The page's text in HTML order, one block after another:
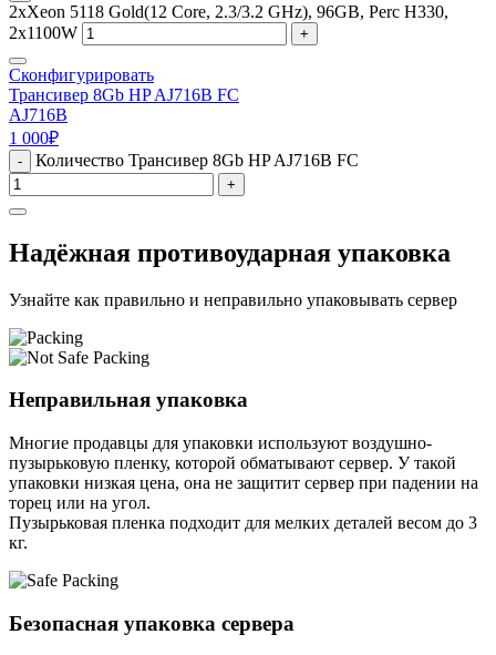
2xXeon 5118 Gold(12 Core, 2.3/3.2 GHz), 96GB, Perc H330,
2x1100W
+
Сконфигурировать
Трансивер 8Gb HP AJ716B FC
AJ716B
1 000₽
- Количество Трансивер 8Gb HP AJ716B FC
+
Надёжная противоударная упаковка
Узнайте как правильно и неправильно упаковывать сервер
Неправильная упаковка
Многие продавцы для упаковки используют воздушно-
пузырьковую пленку, которой обматывают сервер. У такой
упаковки низкая цена, она не защитит сервер при падении на
торец или на угол.
Пузырьковая пленка подходит для мелких деталей весом до 3
кг.
Безопасная упаковка сервера